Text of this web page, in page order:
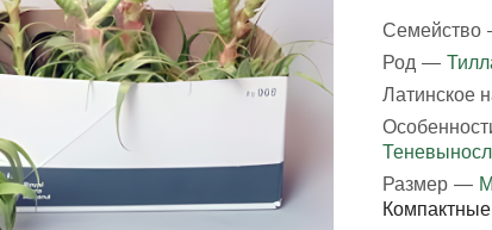
Семейство
Род —
Латинское
Размер —
Компактные